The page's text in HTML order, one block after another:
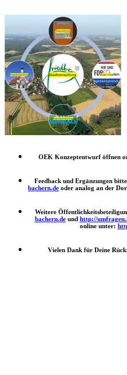
OEK Konzeptentwurf öffnen
Feedback und Ergänzungen
bachern.de oder analog an der
Weitere
bachern.deund http://
online unter:
Vielen Dank für Deine